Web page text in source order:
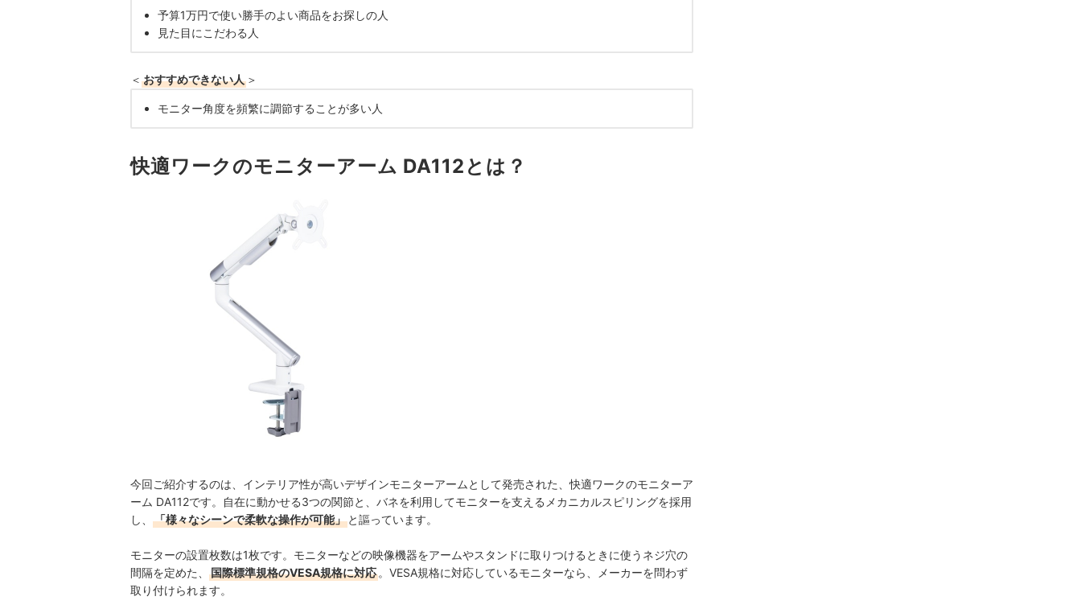
予算1万円で使い勝手のよい商品をお探しの人
見た目にこだわる人
＜ おすすめできない人 ＞
モニター角度を頻繁に調節することが多い人
快適ワークのモニターアーム DA112とは？
今回ご紹介するのは、インテリア性が高いデザインモニターアームとして発売された、快適ワークのモニターア
ーム DA112です。自在に動かせる3つの関節と、バネを利用してモニターを支えるメカニカルスピリングを採用
し、
「様々なシーンで柔軟な操作が可能」 と謳っています。
モニターの設置枚数は1枚です。モニターなどの映像機器をアームやスタンドに取りつけるときに使うネジ穴の
間隔を定めた、
国際標準規格のVESA規格に対応 。VESA規格に対応しているモニターなら、メーカーを問わず
取り付けられます。